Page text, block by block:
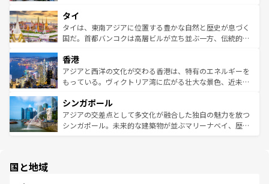
リティに包まれながら、韓国の多彩な魅力を心ゆくまで味
わってみてほしい。 なお、新着の韓国情報はコンテンツ一
覧を参照してほしい。
急速な発展と共に伝統が息づく。ハノイの古い町並みやホ
ーチミン市のフランス統治時代の建物も、独特の雰囲気を
醸し出している。また、バラエティの豊かさとおいしさで
とつ。フォーやバインミー、ベトナムコーヒーなどは、ぜ
ひ現地で味わいたい。どの地域を訪れてもあたたかい人々
が旅行者を迎えてくれるので、きっと忘れられない旅にな
参照してほしい。
タイ
タイは、東南アジアに位置する豊かな自然と歴史が息づく
国だ。首都バンコクは高層ビルが立ち並ぶ一方、伝統的な
の活気が交差している。北部ではチェンマイなどの山岳地
帯で自然と触れ合い、南部ではプーケットやクラビの美し
いビーチでリゾート気分を楽しむことができる。タイ料理
激する。気候は一年中温暖で、どの季節にも異なる楽しみ
が待っている。親しみやすいタイの人々、仏教を中心とし
た文化、そして多様な観光資源が、訪れる旅人を魅了し続
香港
アジアと西洋の文化が交わる香港は、特有のエネルギーを
もっている。ヴィクトリア湾に広がる壮大な景色、近未来
み、どこを訪れても感動するはず。観光スポットが密集し
ており、効率よく見どころを回れるのも魅力。息をのむよ
うな絶景から文化的な体験まで、香港を存分に楽しみ尽く
シンガポール
アジアの交差点として多文化が融合した独自の魅力を放つ
シンガポール。未来的な建築物が並ぶマリーナベイ、歴史
国と地域